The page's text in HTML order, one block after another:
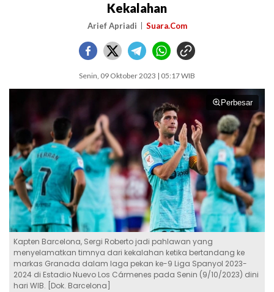
Kekalahan
Arief Apriadi Suara.Com
Senin, 09 Oktober 2023 | 05:17 WIB
Perbesar
Kapten Barcelona, Sergi Roberto jadi pahlawan yang
menyelamatkan timnya dari kekalahan ketika bertandang ke
markas Granada dalam laga pekan ke-9 Liga Spanyol 2023-
2024 di Estadio Nuevo Los Cármenes pada Senin (9/10/2023) dini
hari WIB. [Dok. Barcelona]